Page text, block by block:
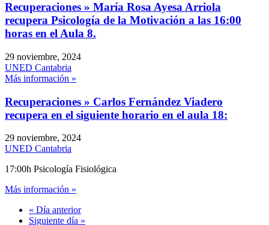
Recuperaciones » María Rosa Ayesa Arriola
recupera Psicología de la Motivación a las 16:00
horas en el Aula 8.
29 noviembre, 2024
UNED Cantabria
Más información »
Recuperaciones » Carlos Fernández Viadero
recupera en el siguiente horario en el aula 18:
29 noviembre, 2024
UNED Cantabria
17:00h Psicología Fisiológica
Más información »
« Día anterior
Siguiente día »